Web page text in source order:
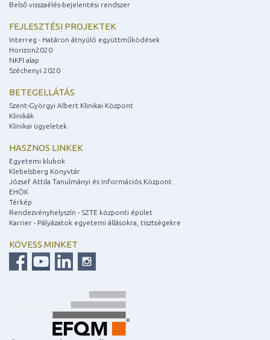
Belső visszaélés-bejelentési rendszer
FEJLESZTÉSI PROJEKTEK
Interreg - Határon átnyúló együttműködések
Horizon2020
NKFI alap
Széchenyi 2020
BETEGELLÁTÁS
Szent-Györgyi Albert Klinikai Központ
Klinikák
Klinikai ügyeletek
HASZNOS LINKEK
Egyetemi klubok
Klebelsberg Könyvtár
József Attila Tanulmányi és Információs Központ
EHÖK
Térkép
Rendezvényhelyszín - SZTE központi épület
Karrier - Pályázatok egyetemi állásokra, tisztségekre
KÖVESS MINKET